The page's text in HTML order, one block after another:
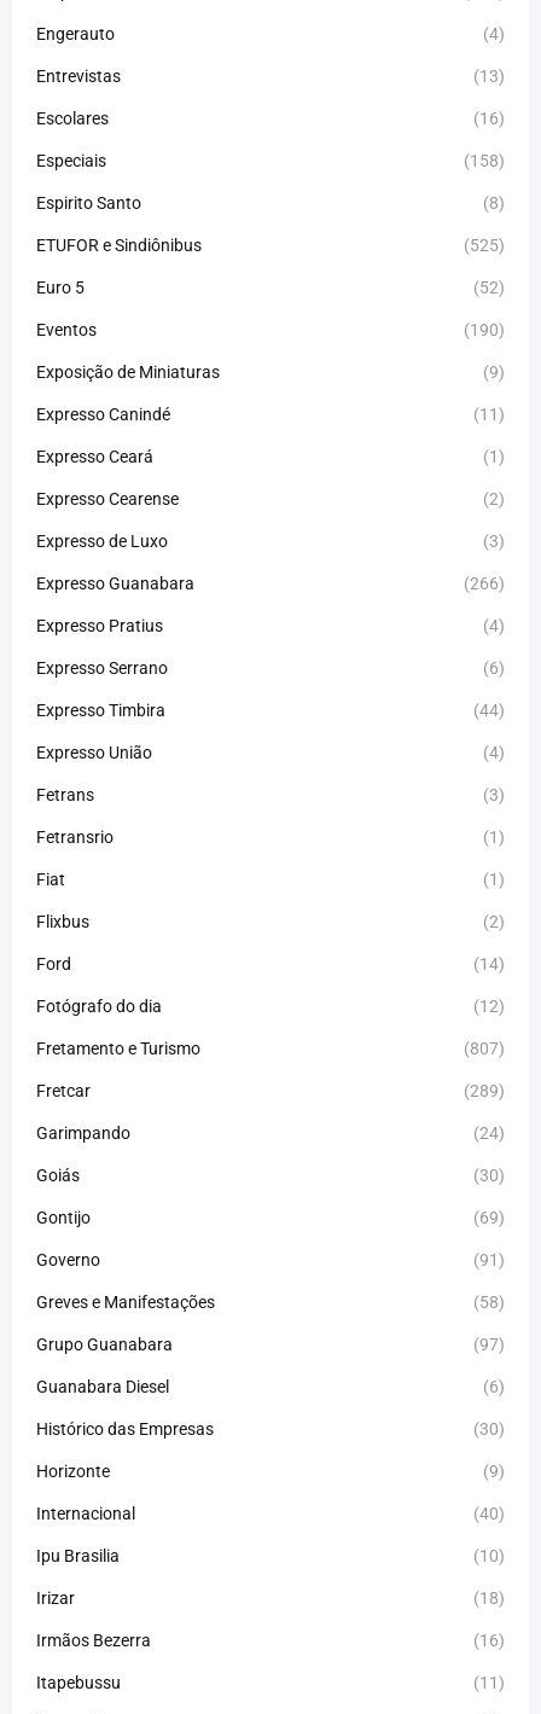
Engerauto (4)
Entrevistas (13)
Escolares (16)
Especiais (158)
Espirito Santo (8)
ETUFOR e Sindiônibus (525)
Euro 5 (52)
Eventos (190)
Exposição de Miniaturas (9)
Expresso Canindé (11)
Expresso Ceará (1)
Expresso Cearense (2)
Expresso de Luxo (3)
Expresso Guanabara (266)
Expresso Pratius (4)
Expresso Serrano (6)
Expresso Timbira (44)
Expresso União (4)
Fetrans (3)
Fetransrio (1)
Fiat (1)
Flixbus (2)
Ford (14)
Fotógrafo do dia (12)
Fretamento e Turismo (807)
Fretcar (289)
Garimpando (24)
Goiás (30)
Gontijo (69)
Governo (91)
Greves e Manifestações (58)
Grupo Guanabara (97)
Guanabara Diesel (6)
Histórico das Empresas (30)
Horizonte (9)
Internacional (40)
Ipu Brasilia (10)
Irizar (18)
Irmãos Bezerra (16)
Itapebussu (11)